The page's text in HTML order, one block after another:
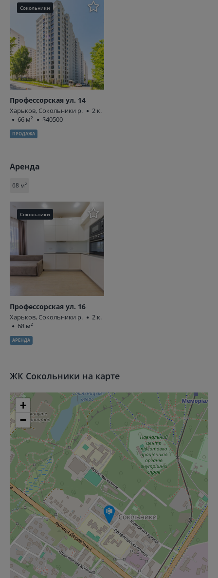
Сокольники
Профессорская ул. 14
Харьков, Сокольники р.
2 к.
66 м²
$40500
ПРОДАЖА
Аренда
68 м²
Сокольники
Профессорская ул. 16
Харьков, Сокольники р.
2 к.
68 м²
АРЕНДА
ЖК Сокольники на карте
+
−